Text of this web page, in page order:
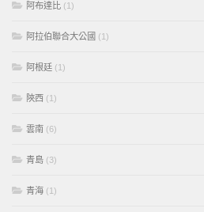
阿布達比 (1)
阿拉伯聯合大公國 (1)
阿根廷 (1)
陝西 (1)
雲南 (6)
青島 (3)
青海 (1)